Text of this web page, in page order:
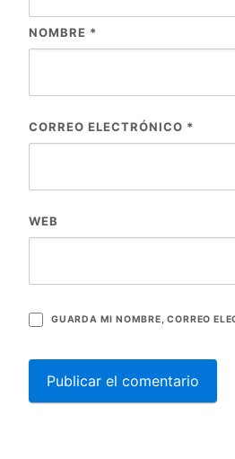
NOMBRE *
CORREO ELECTRÓNICO *
WEB
GUARDA MI NOMBRE, CORREO